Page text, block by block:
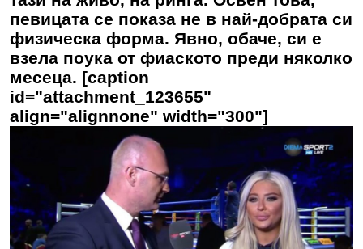
певицата се показа не в най-добрата си
физическа форма. Явно, обаче, си е
взела поука от фиаското преди няколко
месеца. [caption
id="attachment_123655"
align="alignnone" width="300"]